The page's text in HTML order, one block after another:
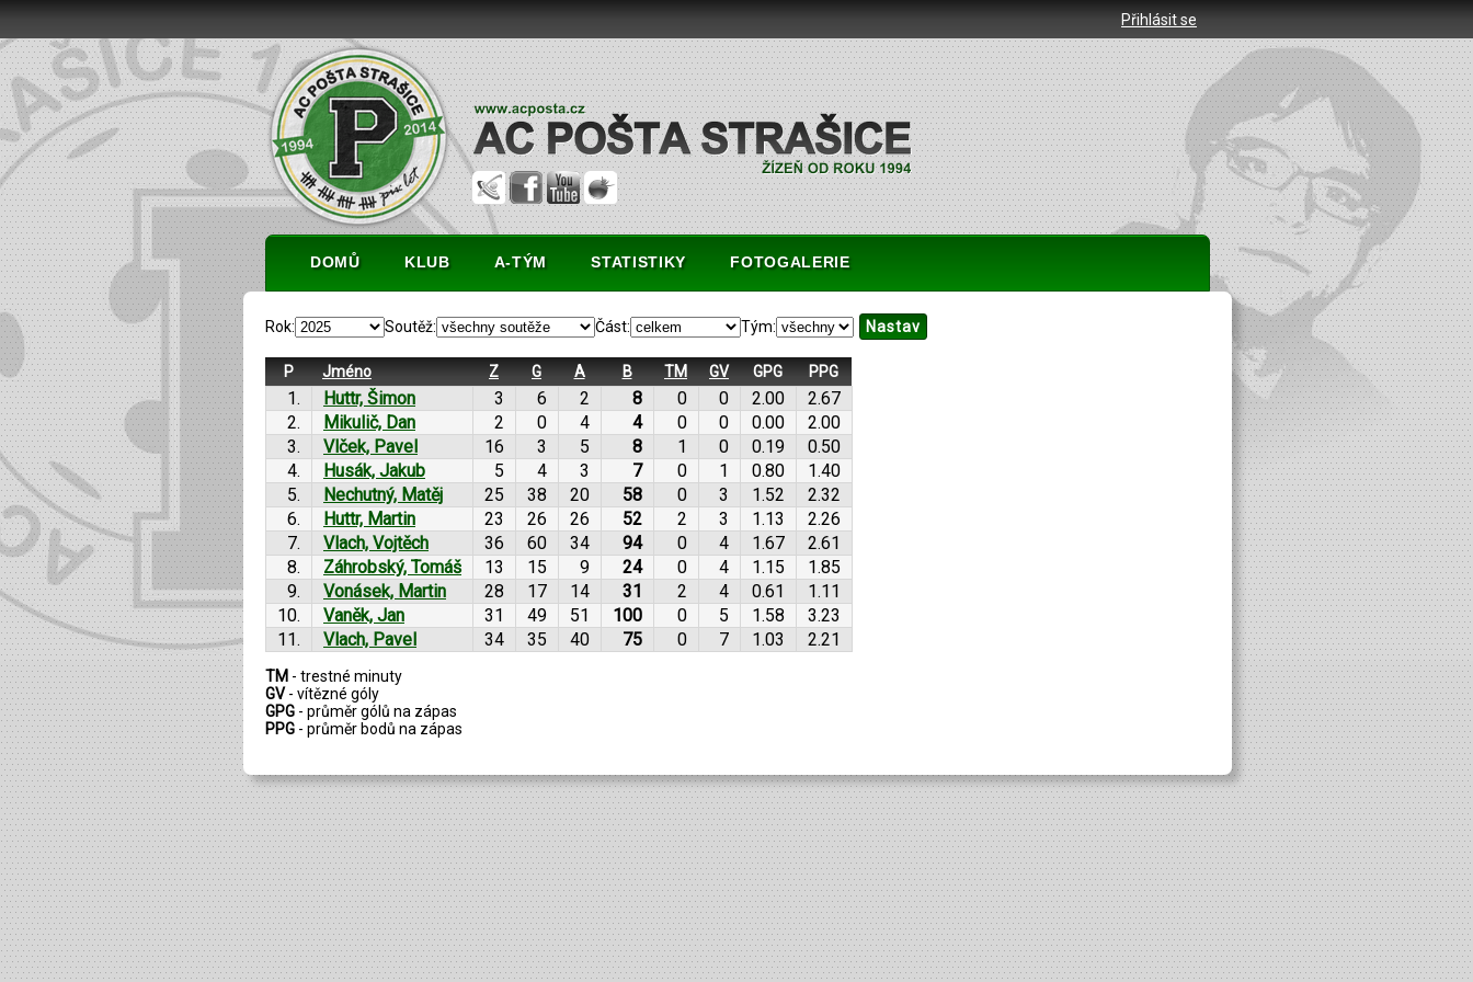
Přihlásit se
DOMŮ KLUB A-TÝM STATISTIKY FOTOGALERIE
Rok: Soutěž: Část: Tým:
P Jméno Z G A B TM GV GPG PPG
1. Huttr, Šimon 3 6 2 8 0 0 2.00
2.67
2.
Mikulič, Dan 2 0 4 4 0 0 0.00
2.00
3.
Vlček, Pavel 16 3 5 8 1 0 0.19
0.50
4.
Husák, Jakub 5 4 3 7 0 1 0.80
1.40
5.
Nechutný, Matěj 25 38 20 58 0 3 1.52
2.32
6.
Huttr, Martin 23 26 26 52 2 3 1.13
2.26
7.
Vlach, Vojtěch 36 60 34 94 0 4 1.67
2.61
8.
Záhrobský, Tomáš 13 15 9 24 0 4 1.15
1.85
9.
Vonásek, Martin 28 17 14 31 2 4 0.61
1.11
10.
Vaněk, Jan 31 49 51 100 0 5 1.58
3.23
11.
Vlach, Pavel 34 35 40 75 0 7 1.03 2.21
TM - trestné minuty
GV - vítězné góly
GPG - průměr gólů na zápas
PPG - průměr bodů na zápas